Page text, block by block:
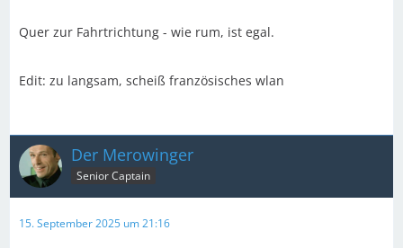
Quer zur Fahrtrichtung - wie rum, ist egal.
Edit: zu langsam, scheiß französisches wlan
Der Merowinger
Senior Captain
15. September 2025 um 21:16